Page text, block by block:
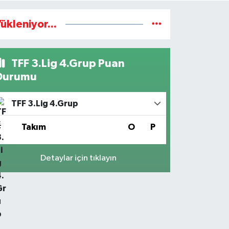
TFF 3.Lig 4.Grup Puan
TFF 3.Lig 4.Grup
Takım O P
Detaylar için tıklayın